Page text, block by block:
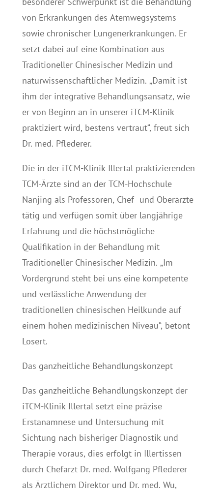
von Erkrankungen des Atemwegsystems
sowie chronischer Lungenerkrankungen. Er
setzt dabei auf eine Kombination aus
Traditioneller Chinesischer Medizin und
naturwissenschaftlicher Medizin. „Damit ist
ihm der integrative Behandlungsansatz, wie
er von Beginn an in unserer iTCM-Klinik
praktiziert wird, bestens vertraut“, freut sich
Dr. med. Pflederer.
Die in der iTCM-Klinik Illertal praktizierenden
TCM-Ärzte sind an der TCM-Hochschule
Nanjing als Professoren, Chef- und Oberärzte
tätig und verfügen somit über langjährige
Erfahrung und die höchstmögliche
Qualifikation in der Behandlung mit
Traditioneller Chinesischer Medizin. „Im
Vordergrund steht bei uns eine kompetente
und verlässliche Anwendung der
traditionellen chinesischen Heilkunde auf
einem hohen medizinischen Niveau“, betont
Losert.
Das ganzheitliche Behandlungskonzept
Das ganzheitliche Behandlungskonzept der
iTCM-Klinik Illertal setzt eine präzise
Erstanamnese und Untersuchung mit
Sichtung nach bisheriger Diagnostik und
Therapie voraus, dies erfolgt in Illertissen
durch Chefarzt Dr. med. Wolfgang Pflederer
als Ärztlichem Direktor und Dr. med. Wu,